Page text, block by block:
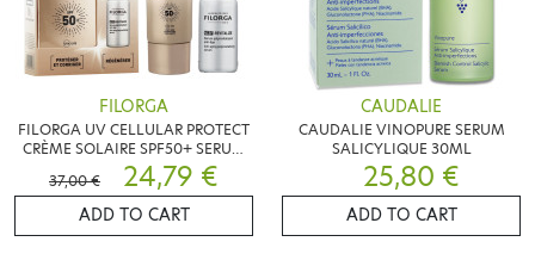
FILORGA
FILORGA UV CELLULAR PROTECT
CRÈME SOLAIRE SPF50+ SERUM
NCEF REVITALIZE
37,00 € 24,79 €
ADD TO CART
CAUDALIE
CAUDALIE VINOPURE SERUM
SALICYLIQUE 30ML
25,80 €
ADD TO CART